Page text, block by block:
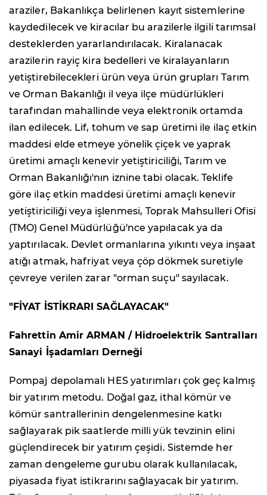
araziler, Bakanlıkça belirlenen kayıt sistemlerine
kaydedilecek ve kiracılar bu arazilerle ilgili tarımsal
desteklerden yararlandırılacak. Kiralanacak
arazilerin rayiç kira bedelleri ve kiralayanların
yetiştirebilecekleri ürün veya ürün grupları Tarım
ve Orman Bakanlığı il veya ilçe müdürlükleri
tarafından mahallinde veya elektronik ortamda
ilan edilecek. Lif, tohum ve sap üretimi ile ilaç etkin
maddesi elde etmeye yönelik çiçek ve yaprak
üretimi amaçlı kenevir yetiştiriciliği, Tarım ve
Orman Bakanlığı'nın iznine tabi olacak. Teklife
göre ilaç etkin maddesi üretimi amaçlı kenevir
yetiştiriciliği veya işlenmesi, Toprak Mahsulleri Ofisi
(TMO) Genel Müdürlüğü'nce yapılacak ya da
yaptırılacak. Devlet ormanlarına yıkıntı veya inşaat
atığı atmak, hafriyat veya çöp dökmek suretiyle
çevreye verilen zarar "orman suçu" sayılacak.
"FİYAT İSTİKRARI SAĞLAYACAK"
Fahrettin Amir ARMAN / Hidroelektrik Santralları
Sanayi İşadamları Derneği
Pompaj depolamalı HES yatırımları çok geç kalmış
bir yatırım metodu. Doğal gaz, ithal kömür ve
kömür santrallerinin dengelenmesine katkı
sağlayarak pik saatlerde milli yük tevzinin elini
güçlendirecek bir yatırım çeşidi. Sistemde her
zaman dengeleme gurubu olarak kullanılacak,
piyasada fiyat istikrarını sağlayacak bir yatırım.